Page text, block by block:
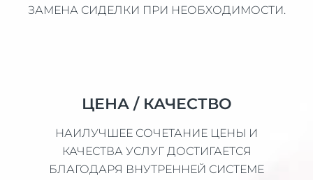
ЗАМЕНА СИДЕЛКИ ПРИ НЕОБХОДИМОСТИ.
ЦЕНА / КАЧЕСТВО
НАИЛУЧШЕЕ СОЧЕТАНИЕ ЦЕНЫ И
КАЧЕСТВА УСЛУГ ДОСТИГАЕТСЯ
БЛАГОДАРЯ ВНУТРЕННЕЙ СИСТЕМЕ